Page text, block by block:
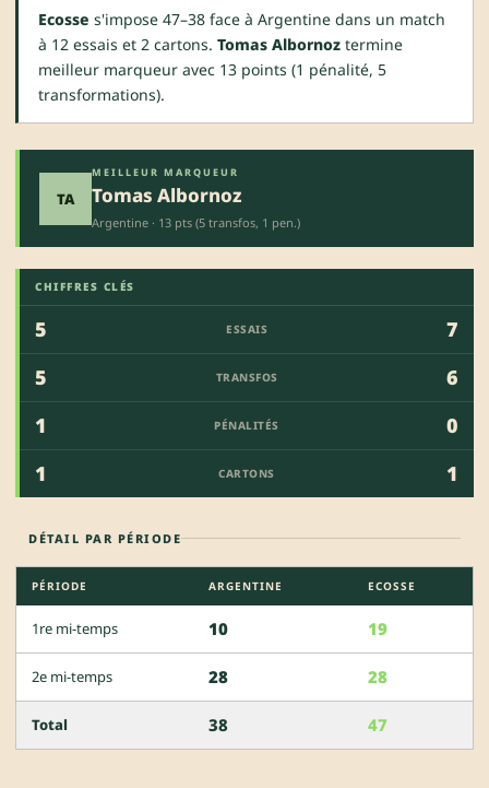
Ecosse s'impose 47–38 face à Argentine dans un match
à 12 essais et 2 cartons. Tomas Albornoz termine
meilleur marqueur avec 13 points (1 pénalité, 5
transformations).
TA
MEILLEUR MARQUEUR
Tomas Albornoz
Argentine · 13 pts (5 transfos, 1 pen.)
CHIFFRES CLÉS
5 ESSAIS
7
5
TRANSFOS
6
1
PÉNALITÉS
0
1
CARTONS 1
DÉTAIL PAR PÉRIODE
PÉRIODE ARGENTINE ECOSSE
1re mi-temps 10 19
2e mi-temps 28 28
Total 38 47